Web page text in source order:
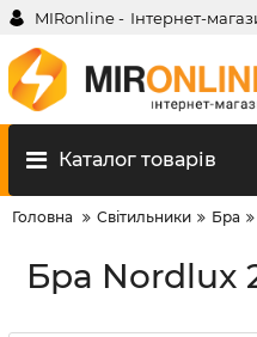
MIRonline - Інтернет-
Каталог товарів
Головна Світильники Бра
Бра Nordlux